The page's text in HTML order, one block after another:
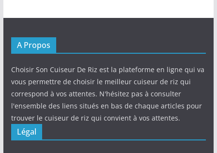
A Propos
Choisir Son Cuiseur De Riz est la plateforme en ligne qui va
vous permettre de choisir le meilleur cuiseur de riz qui
correspond à vos attentes. N'hésitez pas à consulter
l'ensemble des liens situés en bas de chaque articles pour
trouver le cuiseur de riz qui convient à vos attentes.
Légal